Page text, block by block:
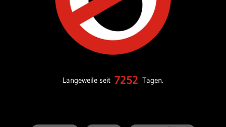
Langeweile seit 7252 Tagen.